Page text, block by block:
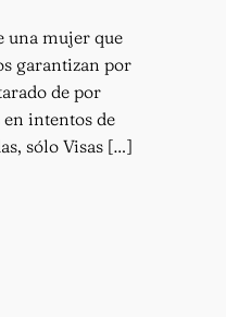
una mujer que
garantizan por
de por
en intentos de
sólo Visas […]